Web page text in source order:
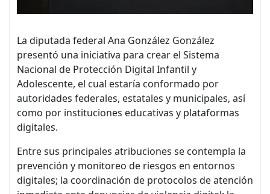
La diputada federal Ana González González
presentó una iniciativa para crear el Sistema
Nacional de Protección Digital Infantil y
Adolescente, el cual estaría conformado por
autoridades federales, estatales y municipales, así
como por instituciones educativas y plataformas
digitales.
Entre sus principales atribuciones se contempla la
prevención y monitoreo de riesgos en entornos
digitales; la coordinación de protocolos de atención